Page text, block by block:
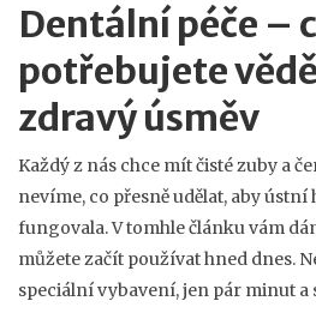
Dentální péče –
potřebujete
zdravý úsměv
Každý z nás chce mít čisté zuby a
nevíme, co přesně udělat, aby
fungovala. V tomhle článku vám
můžete začít používat hned dnes.
speciální vybavení, jen pár minut a